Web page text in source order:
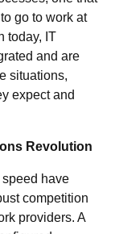
go to work at
today, IT
and are
situations,
expect and
Revolution
have
competition
providers. A